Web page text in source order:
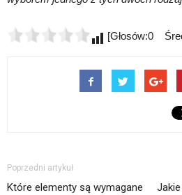
[Głosów:0
Poprzedni artykuł
Które elementy są wymagane